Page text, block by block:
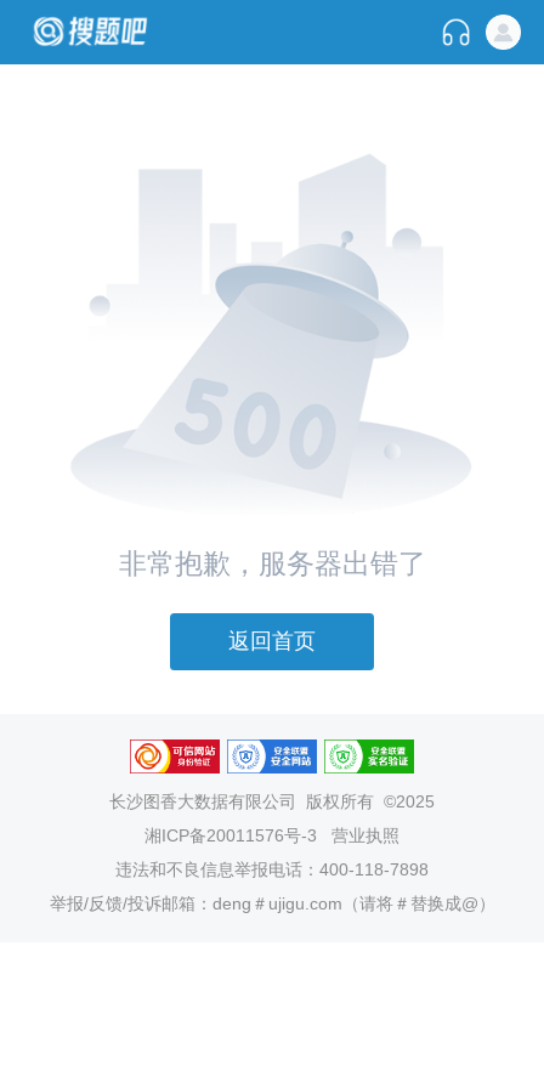
非常抱歉，服务器出错了
返回首页
长沙图香大数据有限公司
版权所有 ©2025
湘ICP备20011576号-3
营业执照
违法和不良信息举报电话：400-118-7898
举报/反馈/投诉邮箱：deng＃ujigu.com（请将＃替换成@）